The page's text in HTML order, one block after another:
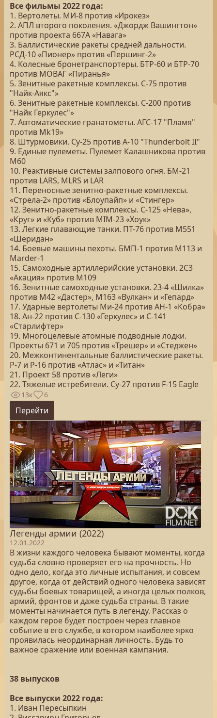
Все фильмы 2022 года:
1. Вертолеты. МИ-8 против «Ирокез»
2. АПЛ второго поколения. «Джордж Вашингтон»
против проекта 667А «Навага»
3. Баллистические ракеты средней дальности.
РСД-10 «Пионер» против «Першинг-2»
4. Колесные бронетранспортеры. БТР-60 и БТР-70
против МОВАГ «Пиранья»
5. Зенитные ракетные комплексы. С-75 против
"Найк-Аякс"»
6. Зенитные ракетные комплексы. С-200 против
"Найк Геркулес"»
7. Автоматические гранатометы. АГС-17 "Пламя"
против Mk19»
8. Штурмовики. Су-25 против A-10 "Thunderbolt II"
9. Единые пулеметы. Пулемет Калашникова против
М60
10. Реактивные системы залпового огня. БМ-21
против LARS, MLRS и LAR
11. Переносные зенитно-ракетные комплексы.
«Стрела-2» против «Блоупайп» и «Стингер»
12. Зенитно-ракетные комплексы. С-125 «Нева»,
«Круг» и «Куб» против MIM-23 «Хоук»
13. Легкие плавающие танки. ПТ-76 против M551
«Шеридан»
14. Боевые машины пехоты. БМП-1 против M113 и
Marder-1
15. Самоходные артиллерийские установки. 2С3
«Акация» против М109
16. Зенитные самоходные установки. 23-4 «Шилка»
против М42 «Дастер», М163 «Вулкан» и «Гепард»
17. Ударные вертолеты Ми-24 против AH-1 «Кобра»
18. Ан-22 против C-130 «Геркулес» и С-141
«Старлифтер»
19. Многоцелевые атомные подводные лодки.
Проекты 671 и 705 против «Трешер» и «Стеджен»
20. Межконтинентальные баллистические ракеты.
Р-7 и Р-16 против «Атлас» и «Титан»
21. Проект 58 против «Леги»
22. Тяжелые истребители. Су-27 против F-15 Eagle
13к 6
Перейти
Легенды армии (2022)
12.01.2022
В жизни каждого человека бывают моменты, когда
судьба словно проверяет его на прочность. Но
одно дело, когда это личные испытания, и совсем
другое, когда от действий одного человека зависят
судьбы боевых товарищей, а иногда целых полков,
армий, фронтов и даже судьба страны. В такие
моменты начинается путь в легенду. Рассказ о
каждом герое будет построен через главное
событие в его службе, в котором наиболее ярко
проявилась неординарная личность. Будь то
важное сражение или военная кампания.
38 выпусков
Все выпуски 2022 года:
1. Иван Пересыпкин